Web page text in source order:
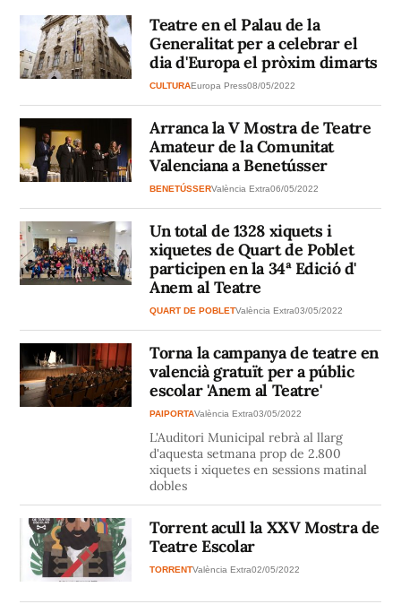
Teatre en el Palau de la
Generalitat per a celebrar el
dia d'Europa el pròxim dimarts
CULTURAEuropa Press08/05/2022
Arranca la V Mostra de Teatre
Amateur de la Comunitat
Valenciana a Benetússer
BENETÚSSERValència Extra06/05/2022
Un total de 1328 xiquets i
xiquetes de Quart de Poblet
participen en la 34ª Edició d'
Anem al Teatre
QUART DE POBLETValència Extra03/05/2022
Torna la campanya de teatre en
valencià gratuït per a públic
escolar 'Anem al Teatre'
PAIPORTAValència Extra03/05/2022
L'Auditori Municipal rebrà al llarg
d'aquesta setmana prop de 2.800
xiquets i xiquetes en sessions matinal
dobles
Torrent acull la XXV Mostra de
Teatre Escolar
TORRENTValència Extra02/05/2022